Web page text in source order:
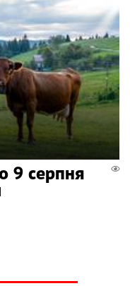
9 серпня